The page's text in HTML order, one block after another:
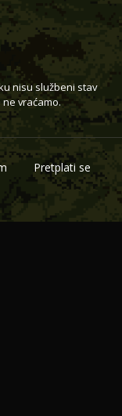
nisu službeni stav
vraćamo.
Pretplati se